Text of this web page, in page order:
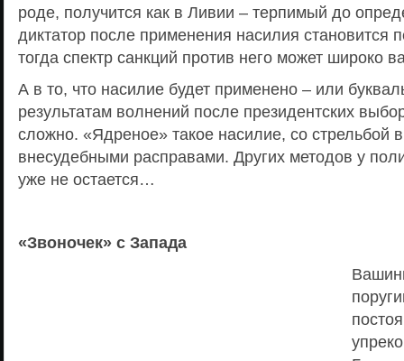
роде, получится как в Ливии – терпимый до
диктатор после применения насилия становится
тогда спектр санкций против него может широко
А в то, что насилие будет применено – или
результатам волнений после президентских
сложно. «Ядреное» такое насилие, со стрельбой
внесудебными расправами. Других методов у
уже не остается…
«Звоночек» с Запада